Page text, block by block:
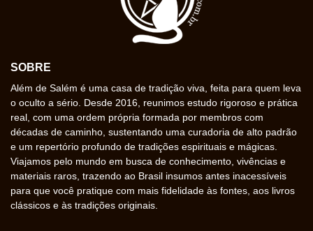
SOBRE
Além de Salém é uma casa de tradição viva, feita para quem leva
o oculto a sério. Desde 2016, reunimos estudo rigoroso e prática
real, com uma ordem própria formada por membros com
décadas de caminho, sustentando uma curadoria de alto padrão
e um repertório profundo de tradições espirituais e mágicas.
Viajamos pelo mundo em busca de conhecimento, vivências e
materiais raros, trazendo ao Brasil insumos antes inacessíveis
para que você pratique com mais fidelidade às fontes, aos livros
clássicos e às tradições originais.